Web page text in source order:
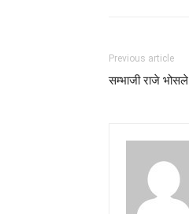
Previous article
सम्भाजी राजे भोसले